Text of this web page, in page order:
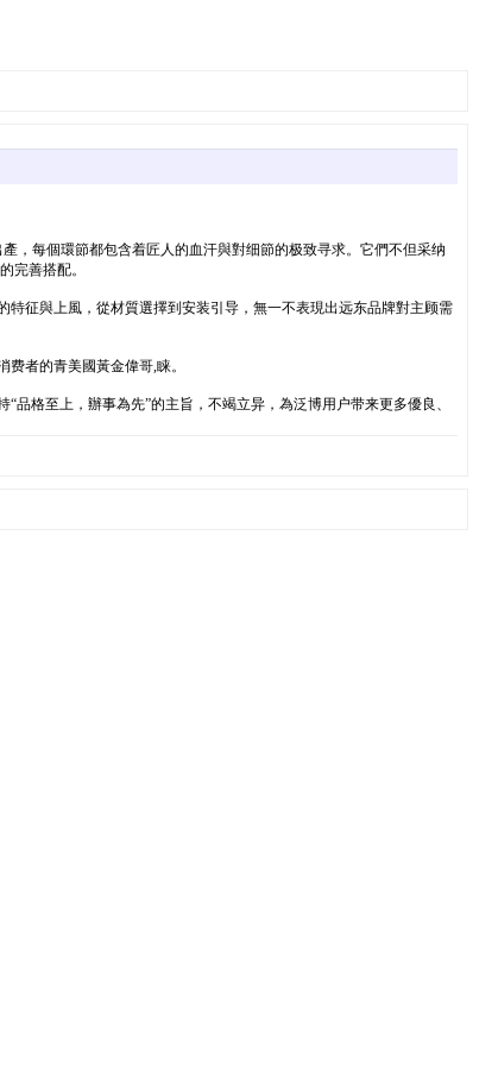
，每個環節都包含着匠人的血汗與對细節的极致寻求。它們不但采纳
完善搭配。
征與上風，從材質選擇到安装引导，無一不表現出远东品牌對主顾需
者的青美國黃金偉哥,睐。
格至上，辦事為先”的主旨，不竭立异，為泛博用户带来更多優良、